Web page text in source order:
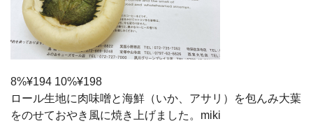
8%¥194 10%¥198
ロール生地に肉味噌と海鮮（いか、アサリ）を包んみ大葉
をのせておやき風に焼き上げました。miki